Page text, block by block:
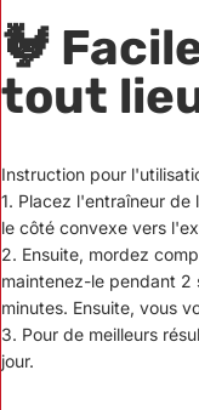
🐓
tout
Instruction pour
1. Placez l'entraîneur
le côté convexe vers
2. Ensuite, mordez
maintenez-le pendant 2
minutes. Ensuite, vous
3. Pour de meilleurs
jour.